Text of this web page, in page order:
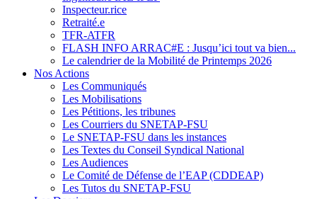
Inspecteur.rice
Retraité.e
TFR-ATFR
FLASH INFO ARRAC#E : Jusqu’ici tout va bien...
Le calendrier de la Mobilité de Printemps 2026
Nos Actions
Les Communiqués
Les Mobilisations
Les Pétitions, les tribunes
Les Courriers du SNETAP-FSU
Le SNETAP-FSU dans les instances
Les Textes du Conseil Syndical National
Les Audiences
Le Comité de Défense de l’EAP (CDDEAP)
Les Tutos du SNETAP-FSU